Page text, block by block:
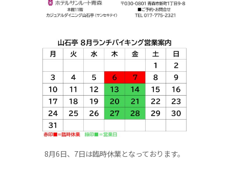
8月6日、7日は臨時休業となっております。